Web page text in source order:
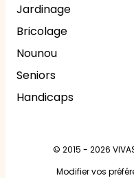
Jardinage
Bricolage
Nounou
Seniors
Handicaps
© 2015 - 2026
Modifier vos